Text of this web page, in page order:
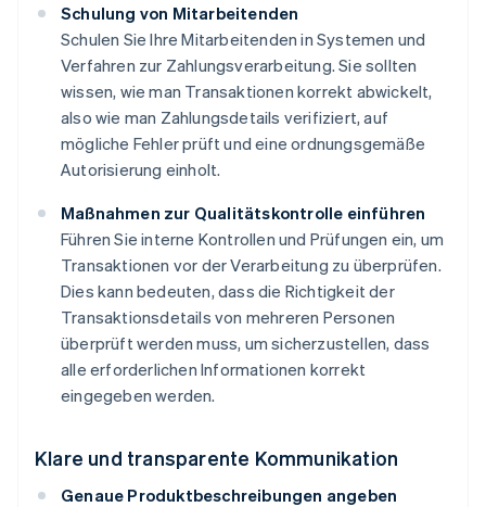
Schulung von Mitarbeitenden
Schulen Sie Ihre Mitarbeitenden in Systemen und
Verfahren zur Zahlungsverarbeitung. Sie sollten
wissen, wie man Transaktionen korrekt abwickelt,
also wie man Zahlungsdetails verifiziert, auf
mögliche Fehler prüft und eine ordnungsgemäße
Autorisierung einholt.
Maßnahmen zur Qualitätskontrolle einführen
Führen Sie interne Kontrollen und Prüfungen ein, um
Transaktionen vor der Verarbeitung zu überprüfen.
Dies kann bedeuten, dass die Richtigkeit der
Transaktionsdetails von mehreren Personen
überprüft werden muss, um sicherzustellen, dass
alle erforderlichen Informationen korrekt
eingegeben werden.
Klare und transparente Kommunikation
Genaue Produktbeschreibungen angeben